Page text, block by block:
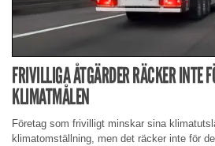
FRIVILLIGA ÅTGÄRDER RÄCKER INTE
KLIMATMÅLEN
Företag som frivilligt minskar sina
klimatomställning, men det räcker inte för